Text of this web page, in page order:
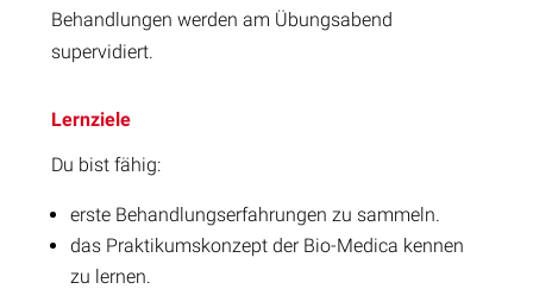
Behandlungen werden am Übungsabend
supervidiert.
Lernziele
Du bist fähig:
erste Behandlungserfahrungen zu sammeln.
das Praktikumskonzept der Bio-Medica kennen
zu lernen.